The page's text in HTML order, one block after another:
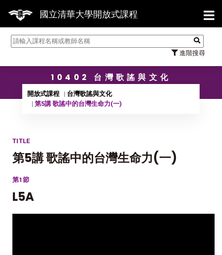
國立清華大學開放式課程
進階搜尋
【7/31】114學年度第2
10402 台灣歌謠與文化
開放式課程
台灣歌謠與文化
第5講 歌謠中的台灣生命力(一)
TITLE
第5講 歌謠中的台灣生命力(一)
第1節
L5A